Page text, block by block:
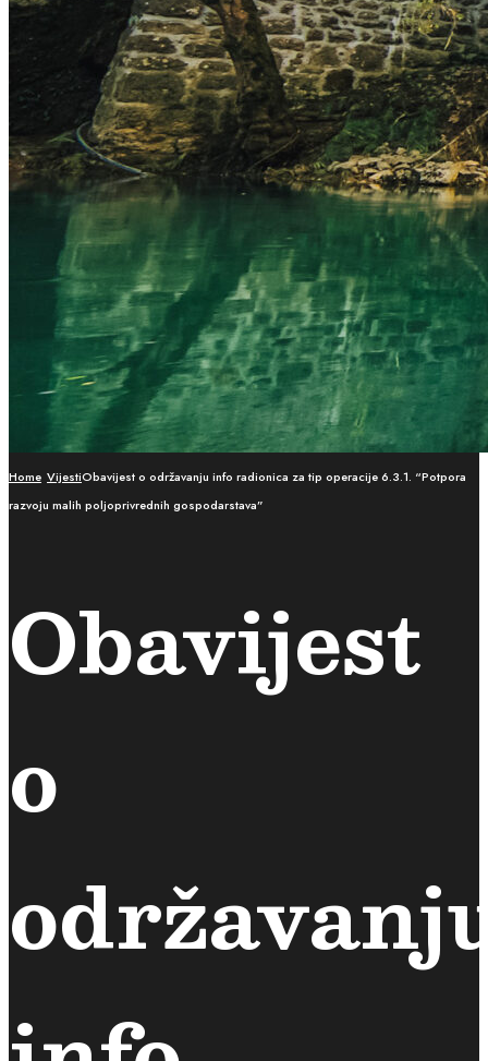
Home VijestiObavijest o održavanju info radionica za tip operacije 6.3.1. “Potpora
razvoju malih poljoprivrednih gospodarstava”
Obavijest
o